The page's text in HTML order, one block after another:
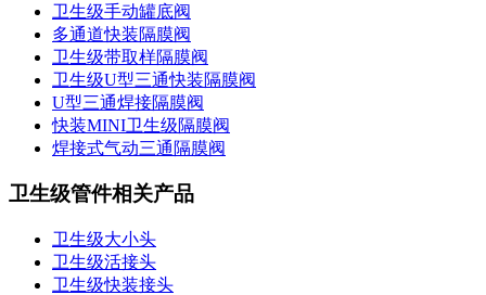
卫生级手动罐底阀
多通道快装隔膜阀
卫生级带取样隔膜阀
卫生级U型三通快装隔膜阀
U型三通焊接隔膜阀
快装MINI卫生级隔膜阀
焊接式气动三通隔膜阀
卫生级管件相关产品
卫生级大小头
卫生级活接头
卫生级快装接头